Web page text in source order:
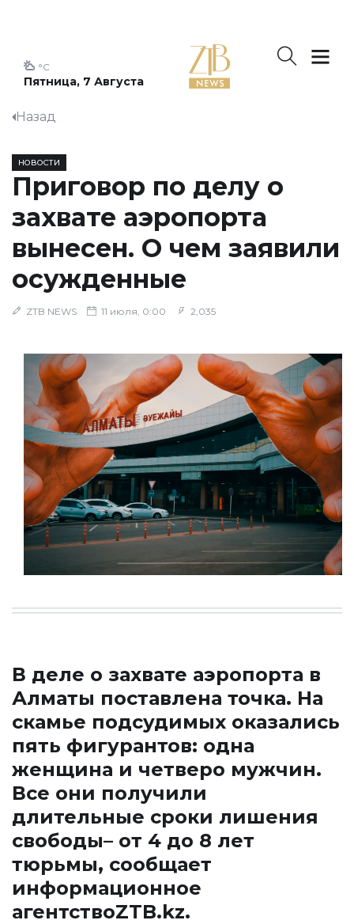
Пятница, 7 Августа
°C
Назад
НОВОСТИ
Приговор по делу о
захвате аэропорта
вынесен. О чем заявили
осужденные
ZTB NEWS 11 июля, 0:00 2,035
В деле о захвате аэропорта в
Алматы поставлена точка. На
скамье подсудимых оказались
пять фигурантов: одна
женщина и четверо мужчин.
Все они получили
длительные сроки лишения
свободы– от 4 до 8 лет
тюрьмы, сообщает
информационное
агентствоZTB.kz.